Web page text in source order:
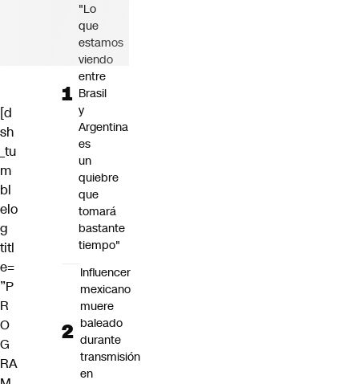
[d
sh
_tu
m
bl
elo
g
titl
e=
”P
R
O
G
RA
"Lo
que
estamos
viendo
entre
Brasil
y
Argentina
es
un
quiebre
que
tomará
bastante
tiempo"
Influencer
mexicano
muere
baleado
durante
transmisión
en